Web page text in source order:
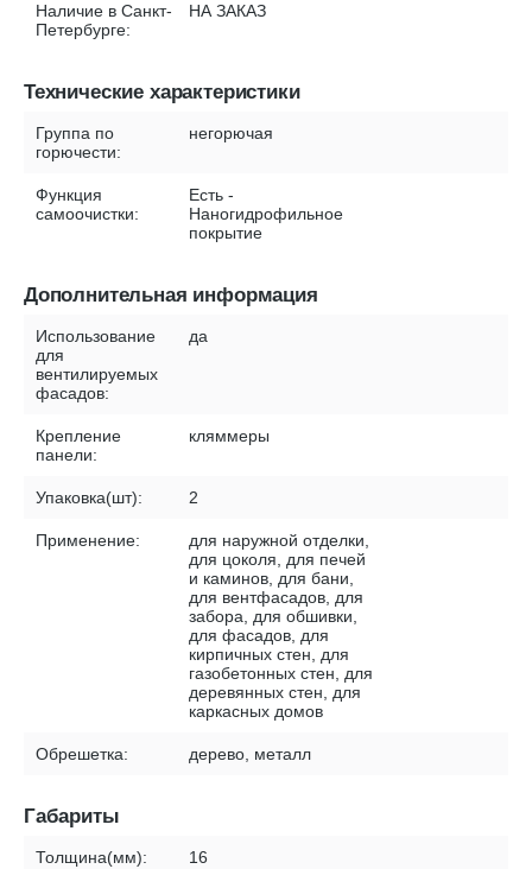
Наличие в Санкт-
Петербурге:
НА ЗАКАЗ
Технические характеристики
Группа по
горючести:
негорючая
Функция
самоочистки:
Есть -
Наногидрофильное
покрытие
Дополнительная информация
Использование
для
вентилируемых
фасадов:
да
Крепление
панели:
кляммеры
Упаковка(шт): 2
Применение:
для наружной отделки,
для цоколя, для печей
и каминов, для бани,
для вентфасадов, для
забора, для обшивки,
для фасадов, для
кирпичных стен, для
газобетонных стен, для
деревянных стен, для
каркасных домов
Обрешетка: дерево, металл
Габариты
Толщина(мм): 16